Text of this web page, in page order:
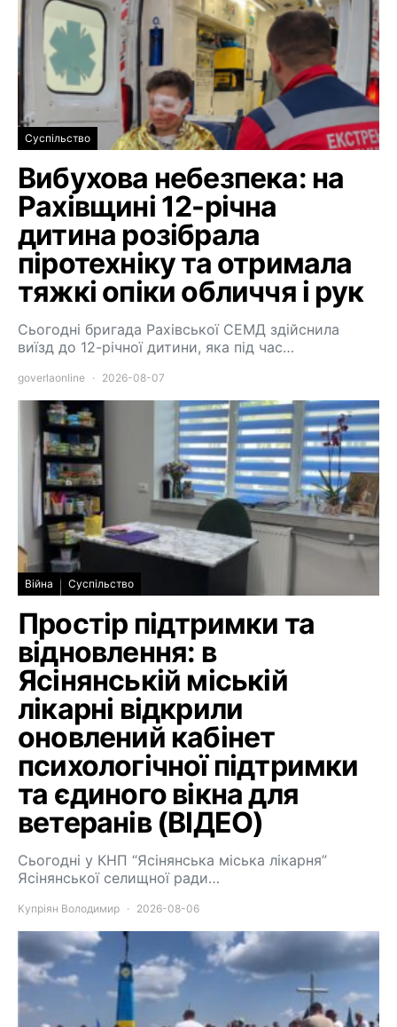
Суспільство
Вибухова небезпека: на
Рахівщині 12-річна
дитина розібрала
піротехніку та отримала
тяжкі опіки обличчя і рук
Сьогодні бригада Рахівської СЕМД здійснила
виїзд до 12-річної дитини, яка під час…
goverlaonline 2026-08-07
Війна Суспільство
Простір підтримки та
відновлення: в
Ясінянській міській
лікарні відкрили
оновлений кабінет
психологічної підтримки
та єдиного вікна для
ветеранів (ВІДЕО)
Сьогодні у КНП “Ясінянська міська лікарня”
Ясінянської селищної ради…
Купріян Володимир 2026-08-06